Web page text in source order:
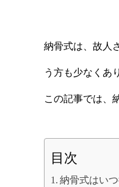
納骨式は、故人
う方も少なくあ
この記事では、
目次
納骨式はい